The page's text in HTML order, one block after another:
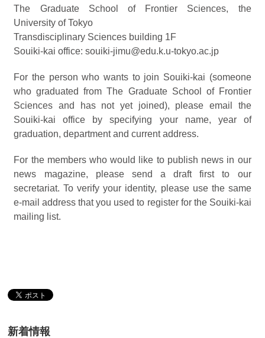
The Graduate School of Frontier Sciences, the
University of Tokyo
Transdisciplinary Sciences building 1F
Souiki-kai office: souiki-jimu@edu.k.u-tokyo.ac.jp
For the person who wants to join Souiki-kai (someone
who graduated from The Graduate School of Frontier
Sciences and has not yet joined), please email the
Souiki-kai office by specifying your name, year of
graduation, department and current address.
For the members who would like to publish news in our
news magazine, please send a draft first to our
secretariat. To verify your identity, please use the same
e-mail address that you used to register for the Souiki-kai
mailing list.
新着情報